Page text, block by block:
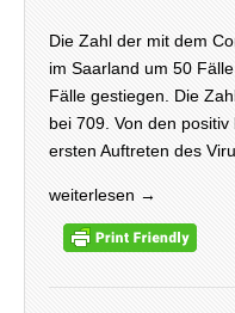
Die Zahl der mit dem
im Saarland um 50
Fälle gestiegen. Die
bei 709. Von den
ersten Auftreten des
weiterlesen →